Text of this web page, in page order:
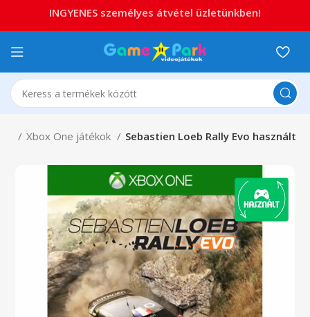
Xbox One játékok Sebastien Loeb Rally Evo használt
INGYENES személyes átvétel üzletünkben!